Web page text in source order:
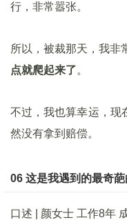
行，非常嚣张。
所以，被裁那天，我非
点就爬起来了。
不过，我也算幸运，现
然没有拿到赔偿。
06 这是我遇到的最奇
口述 | 颜女士 工作8年